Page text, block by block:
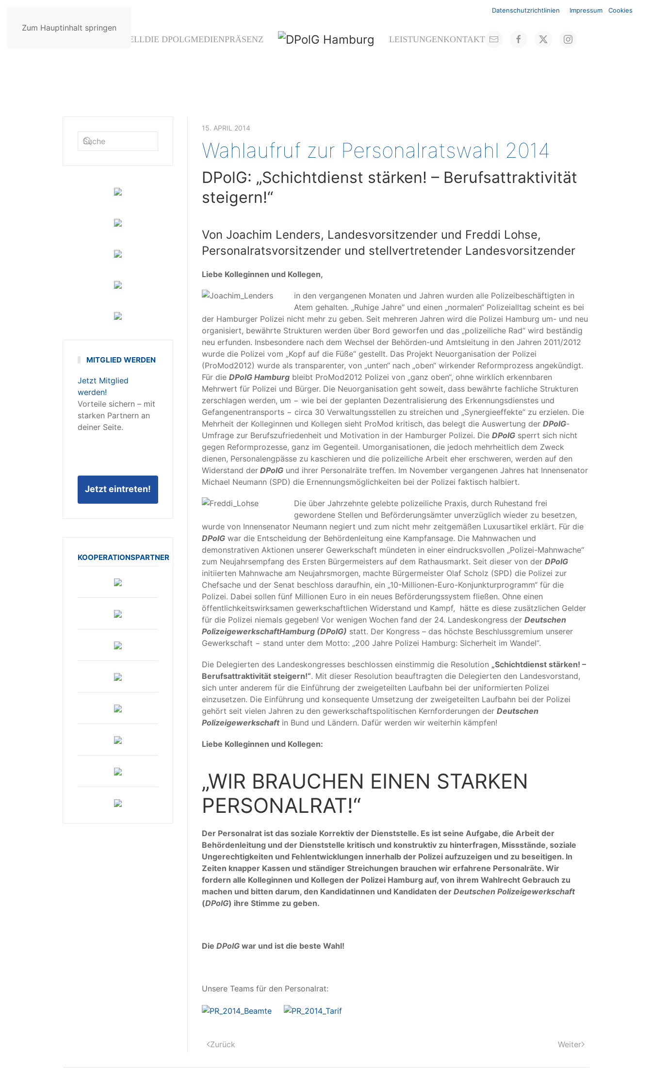
Zum Hauptinhalt springen
Datenschutzrichtlinien Impressum Cookies
AKTUELLDIE DPOLGMEDIENPRÄSENZ LEISTUNGENKONTAKT
15. APRIL 2014
Wahlaufruf zur Personalratswahl 2014
DPolG: „Schichtdienst stärken! – Berufsattraktivität
steigern!“
Von Joachim Lenders, Landesvorsitzender und Freddi Lohse,
Personalratsvorsitzender und stellvertretender Landesvorsitzender
Liebe Kolleginnen und Kollegen,
in den vergangenen Monaten und Jahren wurden alle Polizeibeschäftigten in
Atem gehalten. „Ruhige Jahre“ und einen „normalen“ Polizeialltag scheint es bei
der Hamburger Polizei nicht mehr zu geben. Seit mehreren Jahren wird die Polizei Hamburg um- und neu
organisiert, bewährte Strukturen werden über Bord geworfen und das „polizeiliche Rad“ wird beständig
neu erfunden. Insbesondere nach dem Wechsel der Behörden-und Amtsleitung in den Jahren 2011/2012
wurde die Polizei vom „Kopf auf die Füße“ gestellt. Das Projekt Neuorganisation der Polizei
(ProMod2012) wurde als transparenter, von „unten“ nach „oben“ wirkender Reformprozess angekündigt.
Für die DPolG Hamburgbleibt ProMod2012 Polizei von „ganz oben“, ohne wirklich erkennbaren
Mehrwert für Polizei und Bürger. Die Neuorganisation geht soweit, dass bewährte fachliche Strukturen
zerschlagen werden, um − wie bei der geplanten Dezentralisierung des Erkennungsdienstes und
Gefangenentransports − circa 30 Verwaltungsstellen zu streichen und „Synergieeffekte“ zu erzielen. Die
Mehrheit der Kolleginnen und Kollegen sieht ProMod kritisch, das belegt die Auswertung der DPolG-
Umfrage zur Berufszufriedenheit und Motivation in der Hamburger Polizei. Die DPolGsperrt sich nicht
gegen Reformprozesse, ganz im Gegenteil. Umorganisationen, die jedoch mehrheitlich dem Zweck
dienen, Personalengpässe zu kaschieren und die polizeiliche Arbeit eher erschweren, werden auf den
Widerstand derDPolGund ihrer Personalräte treffen. Im November vergangenen Jahres hat Innensenator
Michael Neumann (SPD) die Ernennungsmöglichkeiten bei der Polizei faktisch halbiert.
Die über Jahrzehnte gelebte polizeiliche Praxis, durch Ruhestand frei
gewordene Stellen und Beförderungsämter unverzüglich wieder zu besetzen,
wurde von Innensenator Neumann negiert und zum nicht mehr zeitgemäßen Luxusartikel erklärt. Für die
DPolGwar die Entscheidung der Behördenleitung eine Kampfansage. Die Mahnwachen und
demonstrativen Aktionen unserer Gewerkschaft mündeten in einer eindrucksvollen „Polizei-Mahnwache“
zum Neujahrsempfang des Ersten Bürgermeisters auf dem Rathausmarkt. Seit dieser von der DPolG
initiierten Mahnwache am Neujahrsmorgen, machte Bürgermeister Olaf Scholz (SPD) die Polizei zur
Chefsache und der Senat beschloss daraufhin, ein „10-Millionen-Euro-Konjunkturprogramm“ für die
Polizei. Dabei sollen fünf Millionen Euro in ein neues Beförderungssystem fließen. Ohne einen
öffentlichkeitswirksamen gewerkschaftlichen Widerstand und Kampf, hätte es diese zusätzlichen Gelder
für die Polizei niemals gegeben! Vor wenigen Wochen fand der 24. Landeskongress der Deutschen
PolizeigewerkschaftHamburg (DPolG) statt. Der Kongress – das höchste Beschlussgremium unserer
Gewerkschaft − stand unter dem Motto: „200 Jahre Polizei Hamburg: Sicherheit im Wandel“.
Die Delegierten des Landeskongresses beschlossen einstimmig die Resolution „Schichtdienst stärken! –
Berufsattraktivität steigern!“. Mit dieser Resolution beauftragten die Delegierten den Landesvorstand,
sich unter anderem für die Einführung der zweigeteilten Laufbahn bei der uniformierten Polizei
einzusetzen. Die Einführung und konsequente Umsetzung der zweigeteilten Laufbahn bei der Polizei
gehört seit vielen Jahren zu den gewerkschaftspolitischen Kernforderungen der Deutschen
Polizeigewerkschaftin Bund und Ländern. Dafür werden wir weiterhin kämpfen!
Liebe Kolleginnen und Kollegen:
„WIR BRAUCHEN EINEN STARKEN
PERSONALRAT!“
Der Personalrat ist das soziale Korrektiv der Dienststelle. Es ist seine Aufgabe, die Arbeit der
Behördenleitung und der Dienststelle kritisch und konstruktiv zu hinterfragen, Missstände, soziale
Ungerechtigkeiten und Fehlentwicklungen innerhalb der Polizei aufzuzeigen und zu beseitigen. In
Zeiten knapper Kassen und ständiger Streichungen brauchen wir erfahrene Personalräte. Wir
fordern alle Kolleginnen und Kollegen der Polizei Hamburg auf, von ihrem Wahlrecht Gebrauch zu
machen und bitten darum, den Kandidatinnen und Kandidaten der Deutschen Polizeigewerkschaft
(DPolG) ihre Stimme zu geben.
Die DPolGwar und ist die beste Wahl!
Unsere Teams für den Personalrat:
Zurück Weiter
MITGLIED WERDEN
Jetzt Mitglied
werden!
Vorteile sichern – mit
starken Partnern an
deiner Seite.
Jetzt eintreten!
KOOPERATIONSPARTNER